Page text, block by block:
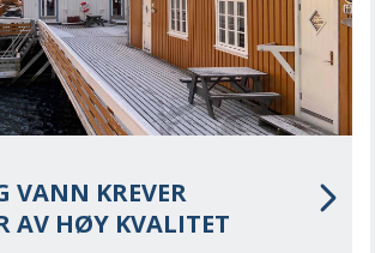
VANN KREVER
AV HØY KVALITET